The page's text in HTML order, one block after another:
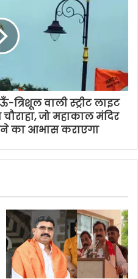
वाली स्ट्रीट लाइट
जो महाकाल मंदिर
का आभास कराएगा